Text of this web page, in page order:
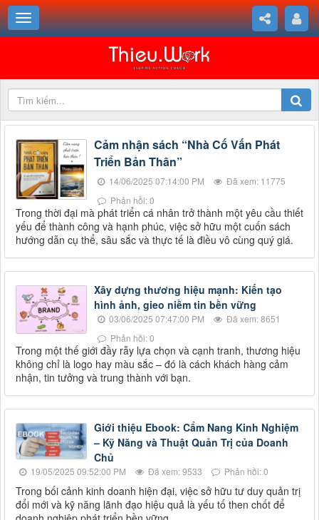
Cảm nhận sách “Nhà Cố Vấn Phát
Triển Bản Thân”
14/06/2025 07:14:00 PM
Đã xem: 11775
Phản hồi: 0
Trong thời đại mà phát triển cá nhân trở thành một yêu cầu thiết
yếu để thành công và hạnh phúc, việc sở hữu một cuốn sách
hướng dẫn cụ thể, sâu sắc và thực tế là điều vô cùng quý giá.
Xây dựng thương hiệu mạnh: Kiến tạo
hình ảnh, gieo niềm tin bền vững
03/06/2025 07:47:00 PM
Đã xem: 8651
Phản hồi: 0
Trong một thế giới đầy rẫy lựa chọn và cạnh tranh, thương hiệu
không chỉ là logo hay màu sắc – đó là cách khách hàng cảm
nhận, tin tưởng và trung thành với bạn.
Giới thiệu Ebook: Cẩm Nang Kinh Nghiệm
– Kỹ Năng và Thuật Quản Trị của Doanh
Chủ
19/05/2025 09:52:00 PM Đã xem: 9533 Phản hồi: 0
Trong bối cảnh kinh doanh hiện đại, việc sở hữu tư duy quản trị
đổi mới và kỹ năng lãnh đạo hiệu quả là yếu tố then chốt để